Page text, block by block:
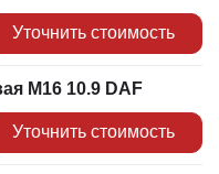
Уточнить стоимость
М16 10.9 DAF
Уточнить стоимость